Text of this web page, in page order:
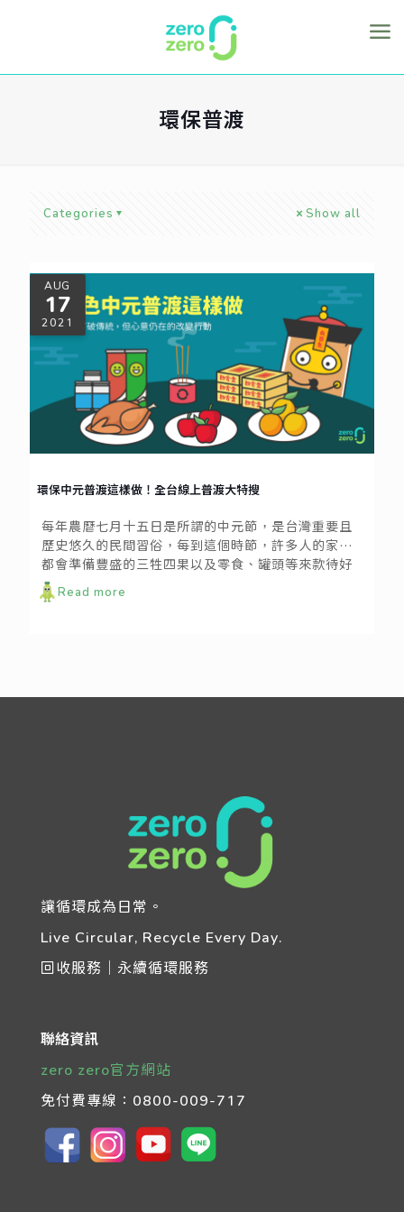
環保普渡
Categories Show all
AUG
17
2021
環保中元普渡這樣做！全台線上普渡大特搜
每年農曆七月十五日是所謂的中元節，是台灣重要且
歷史悠久的民間習俗，每到這個時節，許多人的家裡
都會準備豐盛的三牲四果以及零食、罐頭等來款待好
兄弟，過程中還要燒香、燒紙錢，表達誠意。不過已
經有許多專家學者與環保人士針對燒香的祭祀方式提
哦！以下提供五個改變行動，今年，可以來點不一樣
Read more
讓循環成為日常。
Live Circular, Recycle Every Day.
回收服務｜永續循環服務
聯絡資訊
zero zero官方網站
免付費專線： 0800-009-717